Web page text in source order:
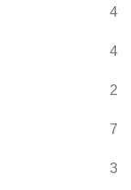
4
4
2
7
3